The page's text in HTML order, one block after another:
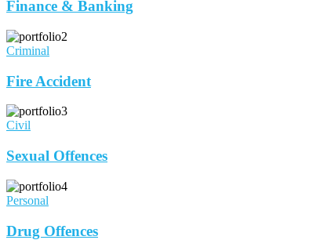
Finance & Banking
Criminal
Fire Accident
Civil
Sexual Offences
Personal
Drug Offences